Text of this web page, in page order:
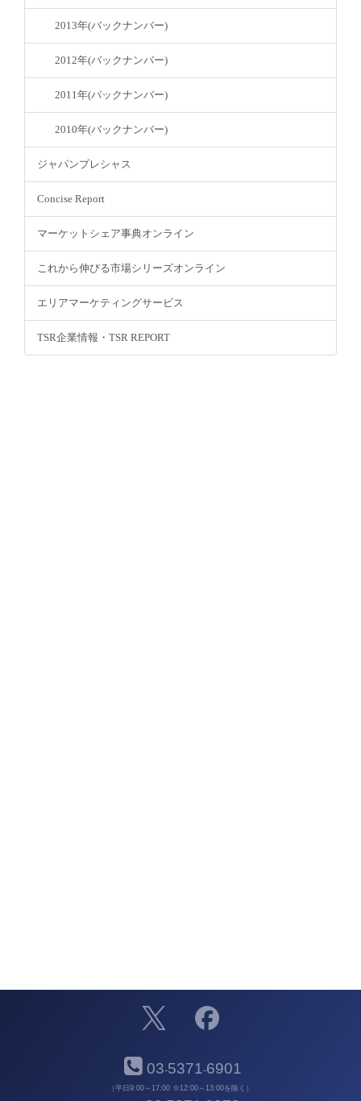
2013年(バックナンバー)
2012年(バックナンバー)
2011年(バックナンバー)
2010年(バックナンバー)
ジャパンプレシャス
Concise Report
マーケットシェア事典オンライン
これから伸びる市場シリーズオンライン
エリアマーケティングサービス
TSR企業情報・TSR REPORT
03-5371-6901
（平日9:00～17:00 ※12:00～13:00を除く）